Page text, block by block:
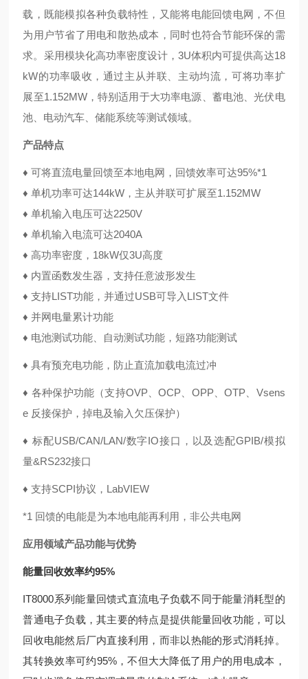
载，既能模拟各种负载特性，又能将电能回馈电网，不但
为用户节省了用电和散热成本，同时也符合节能环保的需
求。采用模块化高功率密度设计，3U体积内可提供高达18
kW的功率吸收，通过主从并联、主动均流，可将功率扩
展至1.152MW，特别适用于大功率电源、蓄电池、光伏电
池、电动汽车、储能系统等测试领域。
产品特点
♦可将直流电量回馈至本地电网，回馈效率可达95%*1
♦单机功率可达144kW，主从并联可扩展至1.152MW
♦单机输入电压可达2250V
♦单机输入电流可达2040A
♦高功率密度，18kW仅3U高度
♦ 内置函数发生器，支持任意波形发生
♦支持LIST功能，并通过USB可导入LIST文件
♦并网电量累计功能
♦ 电池测试功能、自动测试功能，短路功能测试
♦具有预充电功能，防止直流加载电流过冲
♦ 各种保护功能（支持OVP、OCP、OPP、OTP、Vsens
e 反接保护，掉电及输入欠压保护）
♦标配USB/CAN/LAN/数字IO接口，以及选配GPIB/模拟
量&RS232接口
♦支持SCPI协议，LabVIEW
*1 回馈的电能是为本地电能再利用，非公共电网
应用领域产品功能与优势
能量回收效率约95%
IT8000系列能量回馈式直流电子负载不同于能量消耗型的
普通电子负载，其主要的特点是提供能量回收功能，可以
回收电能然后厂内直接利用，而非以热能的形式消耗掉。
其转换效率可约95%，不但大大降低了用户的用电成本，